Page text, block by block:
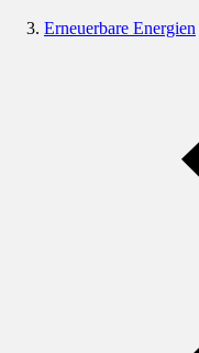
Erneuerbare Energien